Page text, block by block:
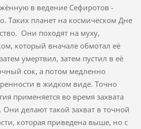
в ведение Сефиротов -
Таких планет на космическом Дне
Они походят на муху,
который вначале обмотал её
умертвил, затем пустил в её
сок, а потом медленно
в жидком виде. Точно
применяется во время захвата
делают такой захват в точной
которая приведена выше, но с